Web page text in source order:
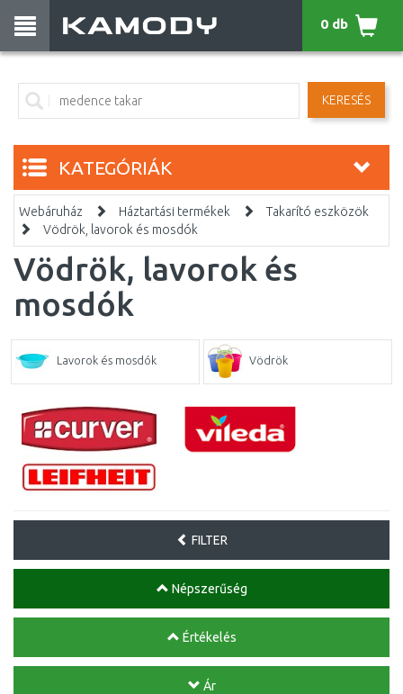
KERESÉS
0 db
KATEGÓRIÁK
Webáruház Háztartási termékek
Takarító eszközök
Vödrök, lavorok és mosdók
Vödrök, lavorok és
mosdók
Lavorok és mosdók Vödrök
FILTER
Népszerűség
Értékelés
Ár